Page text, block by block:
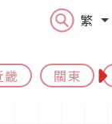
繁
畿 關東